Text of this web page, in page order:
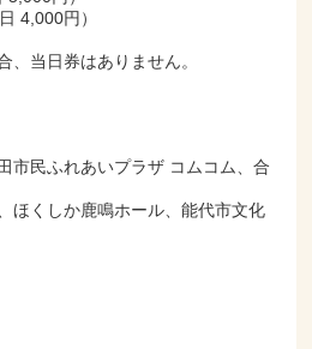
4,000円）
当日券はありません。
市民ふれあいプラザ コムコム、合
ほくしか鹿鳴ホール、能代市文化